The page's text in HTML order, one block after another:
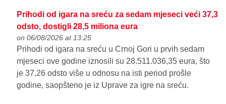
Prihodi od igara na sreću za sedam mjeseci veći 37,3
odsto, dostigli 28,5 miliona eura
on 06/08/2026 at 13:25
Prihodi od igara na sreću u Crnoj Gori u prvih sedam
mjeseci ove godine iznosili su 28.511.036,35 eura, što
je 37,26 odsto više u odnosu na isti period prošle
godine, saopšteno je iz Uprave za igre na sreću.